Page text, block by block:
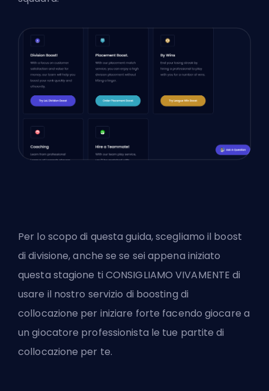
Per lo scopo di questa guida, scegliamo il boost
di divisione, anche se se sei appena iniziato
questa stagione ti CONSIGLIAMO VIVAMENTE di
usare il nostro servizio di boosting di
collocazione per iniziare forte facendo giocare a
un giocatore professionista le tue partite di
collocazione per te.